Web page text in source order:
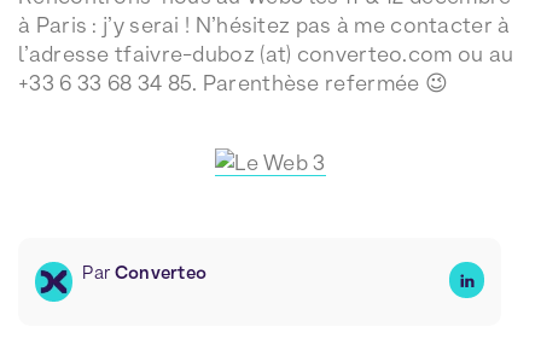
à Paris : j’y serai ! N’hésitez pas à me contacter à
l’adresse tfaivre-duboz (at) converteo.com ou au
+33 6 33 68 34 85. Parenthèse refermée 😉
Par Converteo